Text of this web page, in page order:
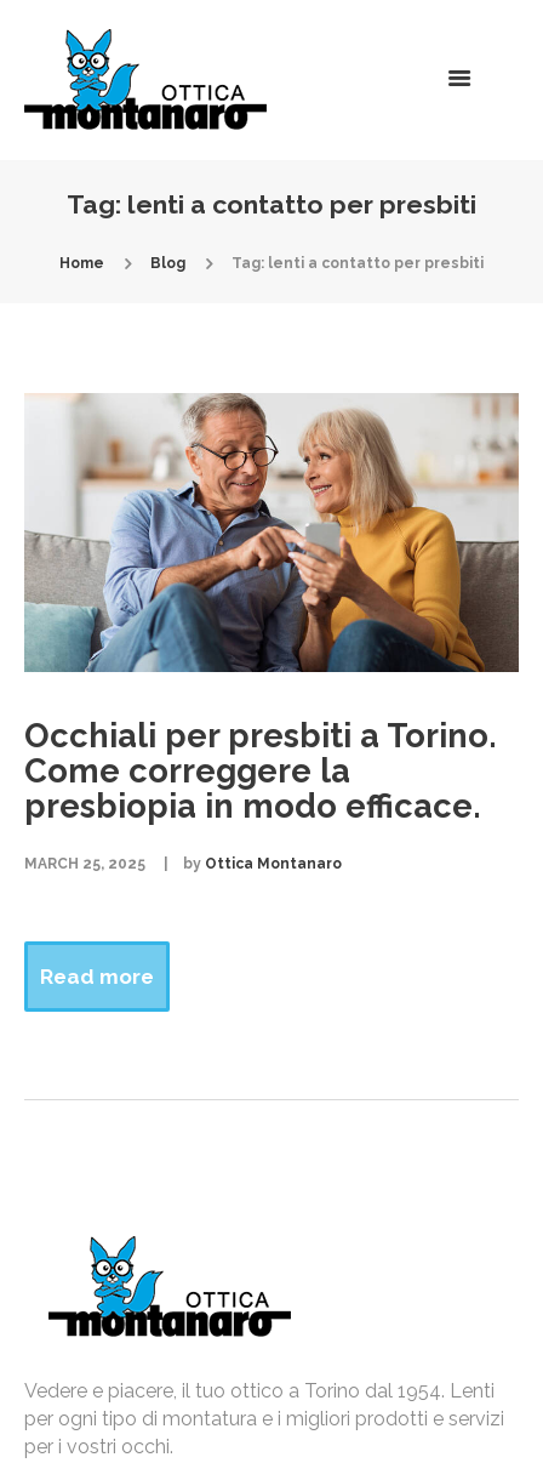
Tag: lenti a contatto per presbiti
Home Blog Tag: lenti a contatto per presbiti
Occhiali per presbiti a Torino.
Come correggere la
presbiopia in modo efficace.
MARCH 25, 2025 by Ottica Montanaro
Read more
Vedere e piacere, il tuo ottico a Torino dal 1954. Lenti
per ogni tipo di montatura e i migliori prodotti e servizi
per i vostri occhi.